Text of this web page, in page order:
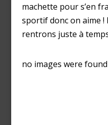
machette pour s’en
sportif donc on aime
rentrons juste à
no images were found